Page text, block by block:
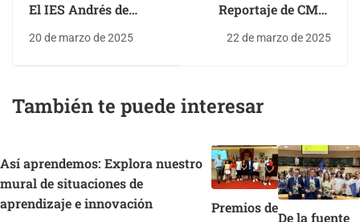
El IES Andrés de
Vandelvira de
Premio Europeo
proyecto "Camino
Europa 2024"
20 de marzo de 2025
Reportaje de CMM
sobre Camino Europa,
22 de marzo de 2025
También te puede interesar
Así aprendemos: Explora nuestro
mural de situaciones de
aprendizaje e innovación
Premios de
De la fuente